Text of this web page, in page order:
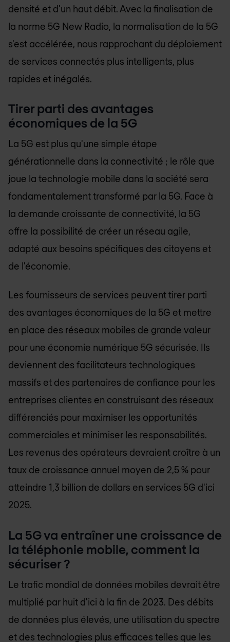
densité et d'un haut débit. Avec la finalisation de
la norme 5G New Radio, la normalisation de la 5G
s'est accélérée, nous rapprochant du déploiement
de services connectés plus intelligents, plus
rapides et inégalés.
Tirer parti des avantages
économiques de la 5G
La 5G est plus qu'une simple étape
générationnelle dans la connectivité ; le rôle que
joue la technologie mobile dans la société sera
fondamentalement transformé par la 5G. Face à
la demande croissante de connectivité, la 5G
offre la possibilité de créer un réseau agile,
adapté aux besoins spécifiques des citoyens et
de l'économie.
Les fournisseurs de services peuvent tirer parti
des avantages économiques de la 5G et mettre
en place des réseaux mobiles de grande valeur
pour une économie numérique 5G sécurisée. Ils
deviennent des facilitateurs technologiques
massifs et des partenaires de confiance pour les
entreprises clientes en construisant des réseaux
différenciés pour maximiser les opportunités
commerciales et minimiser les responsabilités.
Les revenus des opérateurs devraient croître à un
taux de croissance annuel moyen de 2,5 % pour
atteindre 1,3 billion de dollars en services 5G d'ici
2025.
La 5G va entraîner une croissance de
la téléphonie mobile, comment la
sécuriser ?
Le trafic mondial de données mobiles devrait être
multiplié par huit d'ici à la fin de 2023. Des débits
de données plus élevés, une utilisation du spectre
et des technologies plus efficaces telles que les